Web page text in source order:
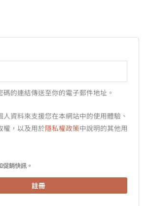
碼的連結傳送至你的電子郵件地址。
人資料來支援您在本網站中的使用體驗、
權，以及用於隱私權政策中說明的其他用
銷快訊。
註冊